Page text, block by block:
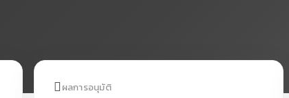
ผลการอนุมัติ